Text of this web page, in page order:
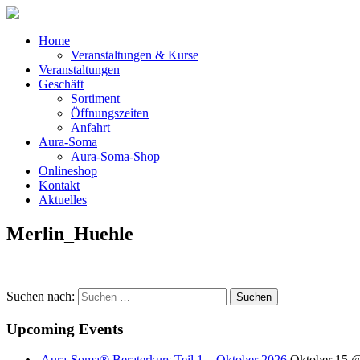
Home
Veranstaltungen & Kurse
Veranstaltungen
Geschäft
Sortiment
Öffnungszeiten
Anfahrt
Aura-Soma
Aura-Soma-Shop
Onlineshop
Kontakt
Aktuelles
Merlin_Huehle
Suchen nach:
Upcoming Events